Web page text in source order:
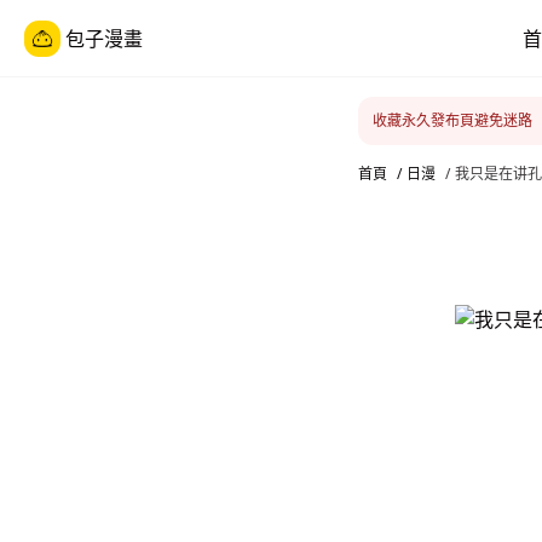
包子漫畫
收藏永久發布頁避免迷路
首頁 / 日漫 / 我只是在讲